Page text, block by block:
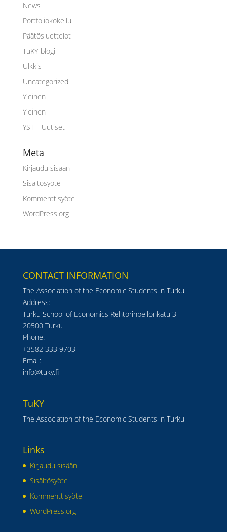
News
Portfoliokokeilu
Päätösluettelot
TuKY-blogi
Ulkkis
Uncategorized
Yleinen
Yleinen
YST – Uutiset
Meta
Kirjaudu sisään
Sisältösyöte
Kommenttisyöte
WordPress.org
CONTACT INFORMATION
The Association of the Economic Students in Turku
Address:
Turku School of Economics Rehtorinpellonkatu 3
20500 Turku
Phone:
+3582 333 9703
Email:
info@tuky.fi
TuKY
The Association of the Economic Students in Turku
Links
Kirjaudu sisään
Sisältösyöte
Kommenttisyöte
WordPress.org